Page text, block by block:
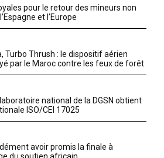
pour le retour des mineurs non
et l’Europe
Turbo Thrush : le dispositif aérien
par le Maroc contre les feux de forêt
national de la DGSN obtient
ISO/CEI 17025
dément avoir promis la finale à